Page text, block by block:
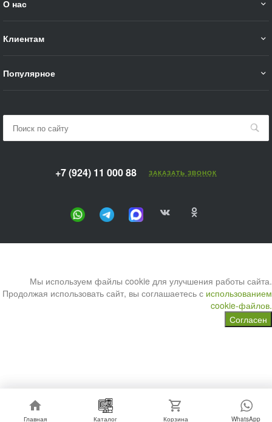
Главная Каталог Корзина WhatsApp
Главная Каталог Корзина WhatsApp
О нас
Клиентам
Популярное
+7 (924) 11 000 88 ЗАКАЗАТЬ ЗВОНОК
Мы используем файлы cookie для улучшения работы сайта.
Продолжая использовать сайт, вы соглашаетесь с использованием
cookie-файлов.
Согласен